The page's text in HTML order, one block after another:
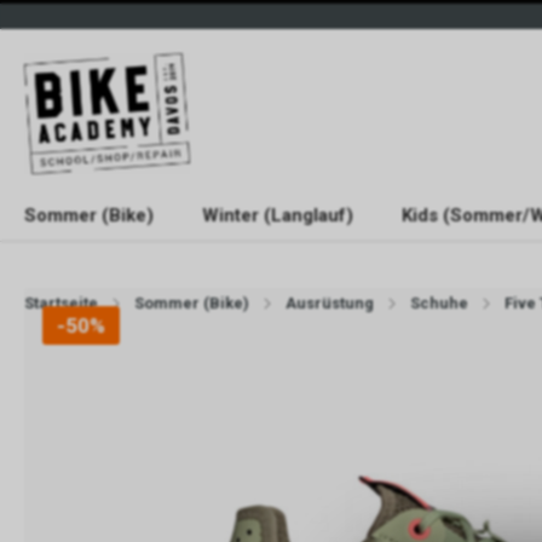
Sommer (Bike) Winter (Langlauf) Kids (Sommer/
Startseite Sommer (Bike) Ausrüstung Schuhe Five
-50%